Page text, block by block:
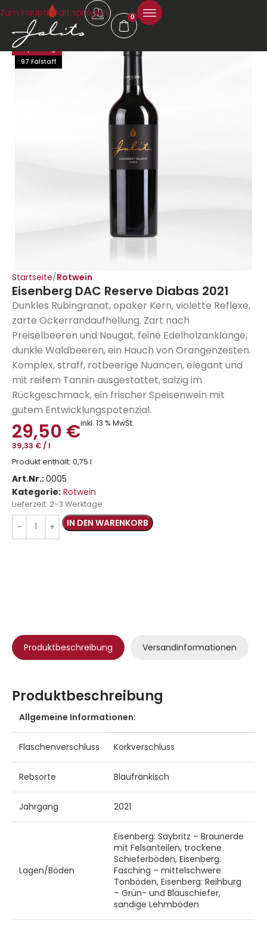
Zum Hauptinhalt springen 0
Empfehlung
97 Falstaff
Startseite Rotwein
Eisenberg DAC Reserve Diabas 2021
Dunkles Rubingranat, opaker Kern, violette Reflexe,
zarte Ockerrandaufhellung. Zart nach
Preiselbeeren und Nougat, feine Edelholzanklänge,
dunkle Waldbeeren, ein Hauch von Orangenzesten.
Komplex, straff, rotbeerige Nuancen, elegant und
mit reifem Tannin ausgestattet, salzig im
Rückgeschmack, ein frischer Speisenwein mit
gutem Entwicklungspotenzial.
29,50 €inkl. 13 % MwSt.
39,33 € / l
Produkt enthält: 0,75 l
Art.Nr.:0005
Kategorie: Rotwein
Lieferzeit: 2-3 Werktage
IN DEN WARENKORB
Produktbeschreibung Versandinformationen
Produktbeschreibung
Allgemeine Informationen:
Flaschenverschluss Korkverschluss
Rebsorte Blaufränkisch
Jahrgang 2021
Lagen/Böden
Eisenberg: Saybritz – Braunerde
mit Felsanteilen, trockene
Schieferböden, Eisenberg:
Fasching – mittelschwere
Tonböden, Eisenberg: Reihburg
– Grün- und Blauschiefer,
sandige Lehmböden